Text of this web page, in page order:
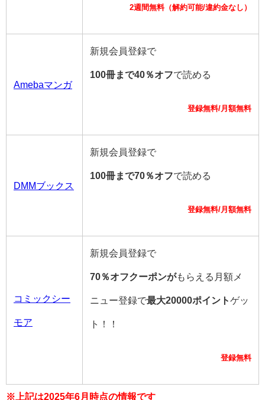
2週間無料（解約可能/違約金なし）
Amebaマンガ
新規会員登録で
100冊まで40％オフで読める
登録無料/月額無料
DMMブックス
新規会員登録で
100冊まで70％オフで読める
登録無料/月額無料
コミックシー
モア
新規会員登録で
70％オフクーポンがもらえる月額メ
ニュー登録で最大20000ポイントゲッ
ト！！
登録無料
※上記は2025年6月時点の情報です